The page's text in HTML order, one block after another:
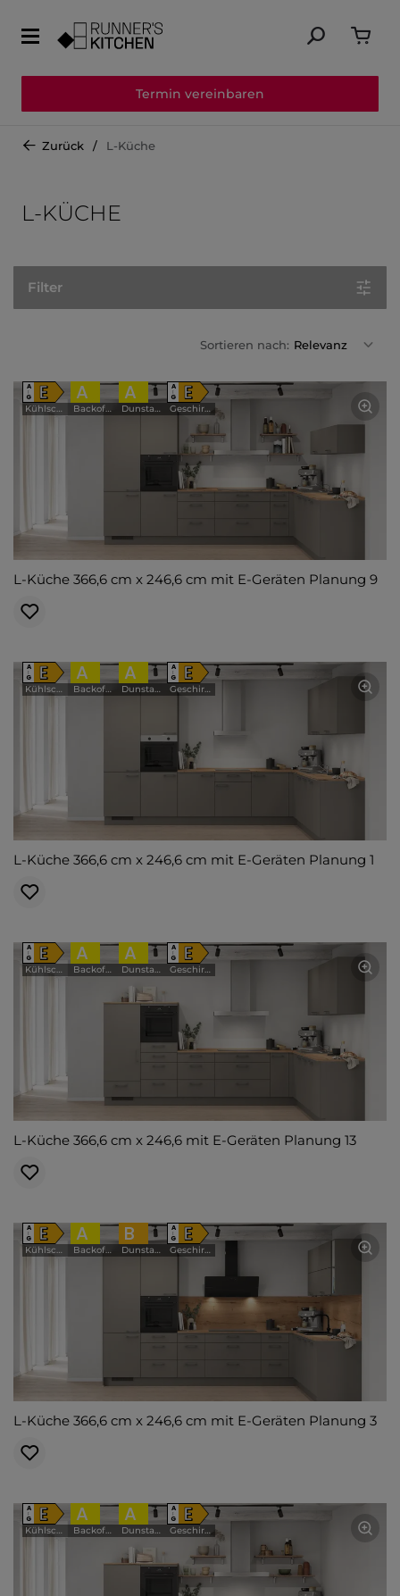
Termin vereinbaren
Zurück L-Küche
L-KÜCHE
Filter
Sortieren nach: Relevanz
A
↑
G E
Kühlschrank
A
Backofen
A
Dunstabzugshaube
A
↑
G E
Geschirrspüler
L-Küche 366,6 cm x 246,6 cm mit E-Geräten Planung 9
A
↑
G E
Kühlschrank
A
Backofen
A
Dunstabzugshaube
A
↑
G E
Geschirrspüler
L-Küche 366,6 cm x 246,6 cm mit E-Geräten Planung 1
A
↑
G E
Kühlschrank
A
Backofen
A
Dunstabzugshaube
A
↑
G E
Geschirrspüler
L-Küche 366,6 cm x 246,6 mit E-Geräten Planung 13
A
↑
G E
Kühlschrank
A
Backofen
B
Dunstabzugshaube
A
↑
G E
Geschirrspüler
L-Küche 366,6 cm x 246,6 cm mit E-Geräten Planung 3
A
↑
G E
Kühlschrank
A
Backofen
A
Dunstabzugshaube
A
↑
G E
Geschirrspüler